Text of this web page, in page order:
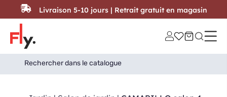
Passer au contenu
Search
for:
Search Button
Livraison 5-10 jours | Retrait gratuit en magasin